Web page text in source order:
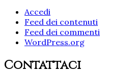
Accedi
Feed dei contenuti
Feed dei commenti
WordPress.org
Contattaci